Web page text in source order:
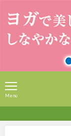
Menu